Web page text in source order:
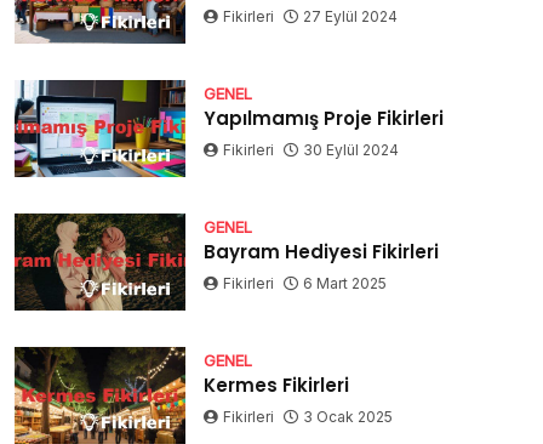
Fikirleri 27 Eylül 2024
GENEL
Yapılmamış Proje Fikirleri
Fikirleri 30 Eylül 2024
GENEL
Bayram Hediyesi Fikirleri
Fikirleri 6 Mart 2025
GENEL
Kermes Fikirleri
Fikirleri 3 Ocak 2025